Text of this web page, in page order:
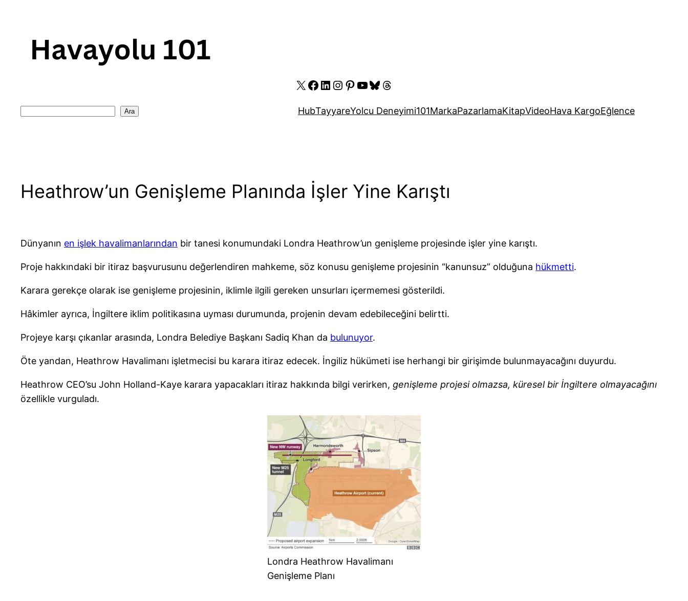
content
X Facebook
LinkedIn
Instagram
Pinterest
YouTube
Bluesky
Threads
Ara HubTayyareYolcu Deneyimi101MarkaPazarlamaKitapVideoHava KargoEğlence
Heathrow’un Genişleme Planında İşler Yine Karıştı
Dünyanın en işlek havalimanlarından bir tanesi konumundaki Londra Heathrow’un genişleme projesinde işler yine karıştı.
Proje hakkındaki bir itiraz başvurusunu değerlendiren mahkeme, söz konusu genişleme projesinin “kanunsuz” olduğuna hükmetti.
Karara gerekçe olarak ise genişleme projesinin, iklimle ilgili gereken unsurları içermemesi gösterildi.
Hâkimler ayrıca, İngiltere iklim politikasına uyması durumunda, projenin devam edebileceğini belirtti.
Projeye karşı çıkanlar arasında, Londra Belediye Başkanı Sadiq Khan da bulunuyor.
Öte yandan, Heathrow Havalimanı işletmecisi bu karara itiraz edecek. İngiliz hükümeti ise herhangi bir girişimde bulunmayacağını duyurdu.
Heathrow CEO’su John Holland-Kaye karara yapacakları itiraz hakkında bilgi verirken, genişleme projesi olmazsa, küresel bir İngiltere olmayacağını
özellikle vurguladı.
Londra Heathrow Havalimanı
Genişleme Planı